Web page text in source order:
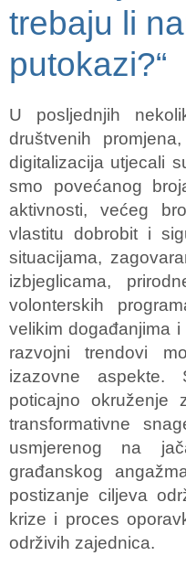
trebaju li
putokazi?“
U posljednjih
društvenih
digitalizacija utjecali
smo povećanog
aktivnosti, većeg
vlastitu dobrobit i
situacijama,
izbjeglicama,
volonterskih
velikim događanjima i
razvojni trendovi
izazovne aspekte.
poticajno okruženje
transformativne
usmjerenog na
građanskog
postizanje ciljeva
krize i proces
održivih zajednica.